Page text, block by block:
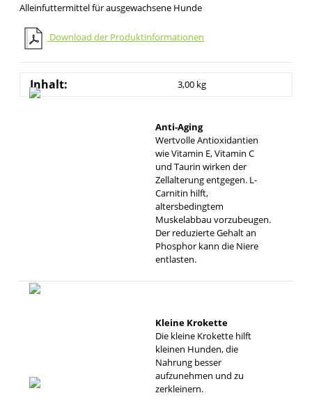
Alleinfuttermittel für ausgewachsene Hunde
Download der Produktinformationen
Inhalt: 3,00 kg
Anti-Aging
Wertvolle Antioxidantien
wie Vitamin E, Vitamin C
und Taurin wirken der
Zellalterung entgegen. L-
Carnitin hilft,
altersbedingtem
Muskelabbau vorzubeugen.
Der reduzierte Gehalt an
Phosphor kann die Niere
entlasten.
Kleine Krokette
Die kleine Krokette hilft
kleinen Hunden, die
Nahrung besser
aufzunehmen und zu
zerkleinern.